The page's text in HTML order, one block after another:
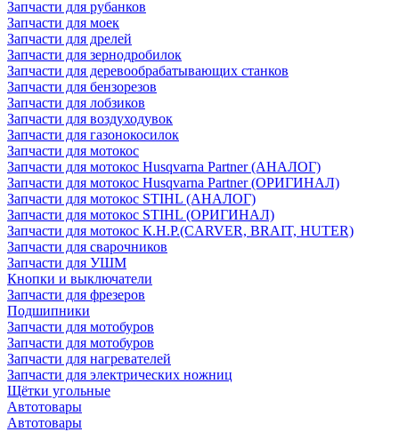
Запчасти для рубанков
Запчасти для моек
Запчасти для дрелей
Запчасти для зернодробилок
Запчасти для деревообрабатывающих станков
Запчасти для бензорезов
Запчасти для лобзиков
Запчасти для воздуходувок
Запчасти для газонокосилок
Запчасти для мотокос
Запчасти для мотокос Husqvarna Partner (АНАЛОГ)
Запчасти для мотокос Husqvarna Partner (ОРИГИНАЛ)
Запчасти для мотокос STIHL (АНАЛОГ)
Запчасти для мотокос STIHL (ОРИГИНАЛ)
Запчасти для мотокос К.Н.Р.(CARVER, BRAIT, HUTER)
Запчасти для сварочников
Запчасти для УШМ
Кнопки и выключатели
Запчасти для фрезеров
Подшипники
Запчасти для мотобуров
Запчасти для мотобуров
Запчасти для нагревателей
Запчасти для электрических ножниц
Щётки угольные
Автотовары
Автотовары